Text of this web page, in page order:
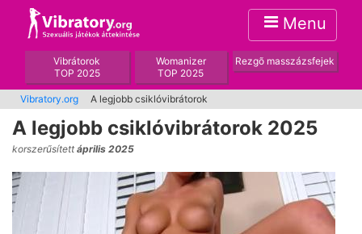
Menu
Vibrátorok
TOP 2025
Womanizer
TOP 2025
Rezgõ masszázsfejek
Vibratory.org A legjobb csiklóvibrátorok
A legjobb csiklóvibrátorok 2025
korszerűsített április 2025